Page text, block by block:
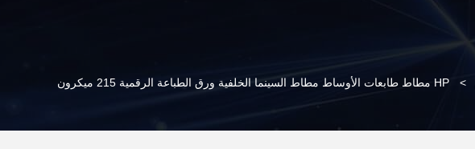
> HP مطاط طابعات الأوساط مطاط السينما الخلفية ورق الطباعة الرقمية 215 ميكرون